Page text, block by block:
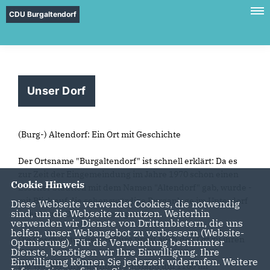
CDU Burgaltendorf
Unser Dorf
(Burg-) Altendorf: Ein Ort mit Geschichte
Der Ortsname "Burgaltendorf" ist schnell erklärt: Da es
Essener Stadtteil mit dem Namen "Altendorf" gab, wurde -
mit Blick auf die sehenswürdige Burganlage im Unterdorf
- der Name Burgaltendorf gewählt.
Die Geschichte unserer Burg prägt auch den Ort zu ihren
Füßen:
Die Wasserburg Altendorf entstand um 1180 im
Cookie Hinweis
Diese Webseite verwendet Cookies, die notwendig
sind, um die Webseite zu nutzen. Weiterhin
verwenden wir Dienste von Drittanbietern, die uns
helfen, unser Webangebot zu verbessern (Website-
Optmierung). Für die Verwendung bestimmter
Dienste, benötigen wir Ihre Einwilligung. Ihre
Einwilligung können Sie jederzeit widerrufen. Weitere